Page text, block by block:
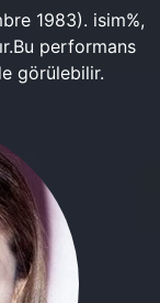
1983). isim%,
performans
görülebilir.